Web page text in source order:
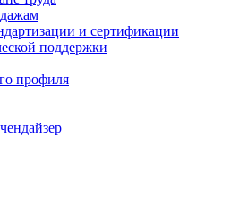
и сертификации
поддержки
профиля